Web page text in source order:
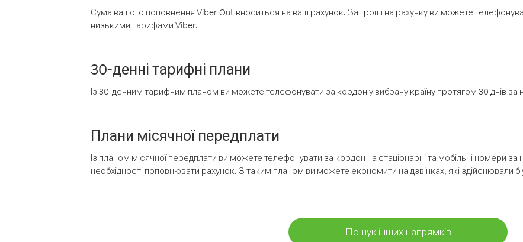
Сума вашого поповнення Viber Out вноситься на ваш рахунок. За гроші на рахунку ви можете
низькими тарифами Viber.
30-денні тарифні плани
Із 30-денним тарифним планом ви можете телефонувати за кордон у вибрану країну протягом 30 днів
Плани місячної передплати
Із планом місячної передплати ви можете телефонувати за кордон на стаціонарні та мобільні номери
необхідності поповнювати рахунок. З таким планом ви можете економити на дзвінках, які здійснювали б
Пошук інших напрямків